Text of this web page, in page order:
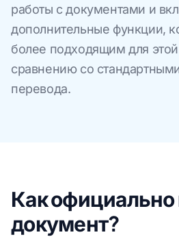
работы с документами и
дополнительные функции,
более подходящим для
сравнению со
перевода.
Как официально
документ?